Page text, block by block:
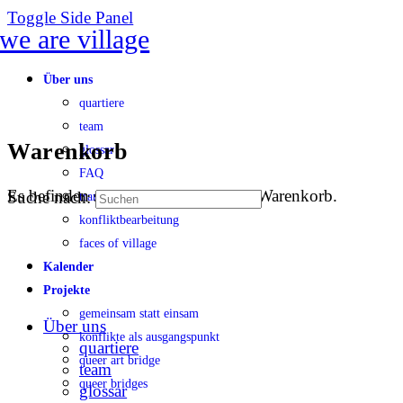
Toggle Side Panel
Über uns
quartiere
team
glossar
FAQ
transparenz
konfliktbearbeitung
faces of village
Kalender
Projekte
gemeinsam statt einsam
konflikte als ausgangspunkt
queer art bridge
queer bridges
Warenkorb
Es befinden sich keine Produkte im Warenkorb.
Suche nach:
Über uns
quartiere
team
glossar